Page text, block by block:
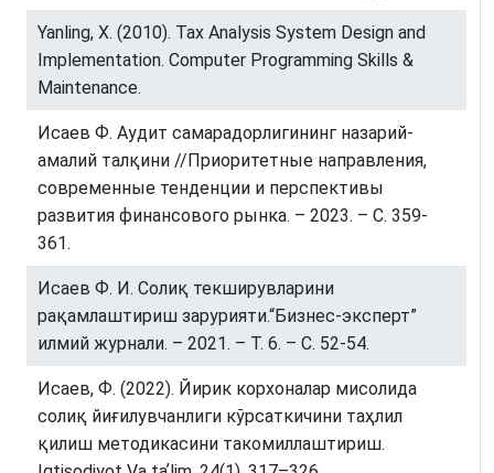
Yanling, X. (2010). Tax Analysis System Design and
Implementation. Computer Programming Skills &
Maintenance.
Исаев Ф. Аудит самарадорлигининг назарий-
амалий талқини //Приоритетные направления,
современные тенденции и перспективы
развития финансового рынка. – 2023. – С. 359-
361.
Исаев Ф. И. Солиқ текширувларини
рақамлаштириш зарурияти.“Бизнес-эксперт”
илмий журнали. – 2021. – Т. 6. – С. 52-54.
Исаев, Ф. (2022). Йирик корхоналар мисолида
сoлиқ йиғилувчaнлиги кўрcaткичини таҳлил
қилиш методикасини такомиллаштириш.